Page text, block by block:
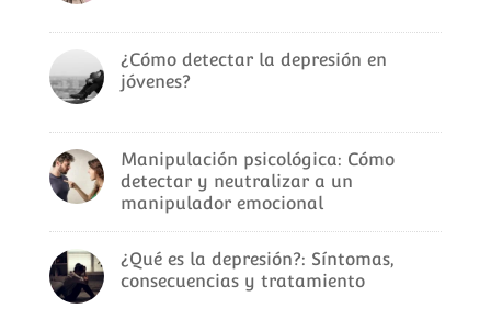
¿Cómo detectar la depresión en
jóvenes?
Manipulación psicológica: Cómo
detectar y neutralizar a un
manipulador emocional
¿Qué es la depresión?: Síntomas,
consecuencias y tratamiento